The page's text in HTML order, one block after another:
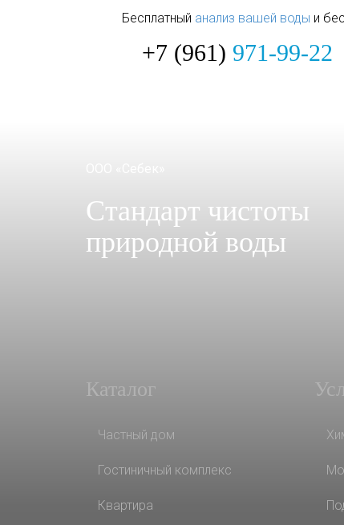
Бесплатный анализ вашей воды и
+7 (961) 971-99-22
Стандарт чистоты
природной воды
Каталог
Частный дом
Гостиничный комплекс
Квартира